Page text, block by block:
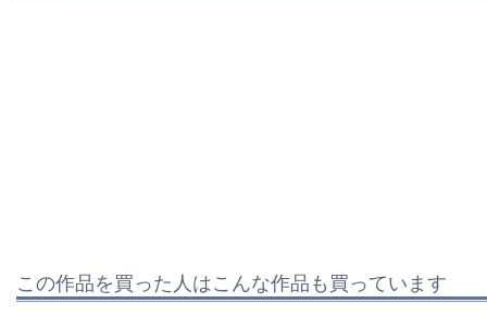
この作品を買った人はこんな作品も買っています